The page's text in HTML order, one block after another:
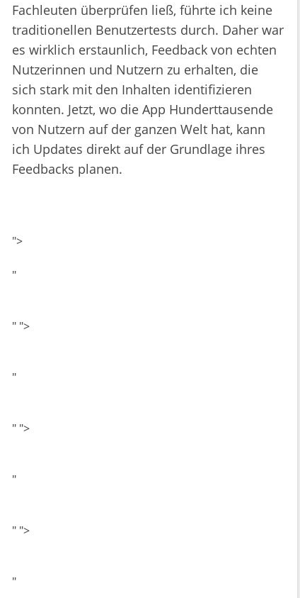
Fachleuten überprüfen ließ, führte ich keine
traditionellen Benutzertests durch. Daher war
es wirklich erstaunlich, Feedback von echten
Nutzerinnen und Nutzern zu erhalten, die
sich stark mit den Inhalten identifizieren
konnten. Jetzt, wo die App Hunderttausende
von Nutzern auf der ganzen Welt hat, kann
ich Updates direkt auf der Grundlage ihres
Feedbacks planen.
">
"
" ">
"
" ">
"
" ">
"